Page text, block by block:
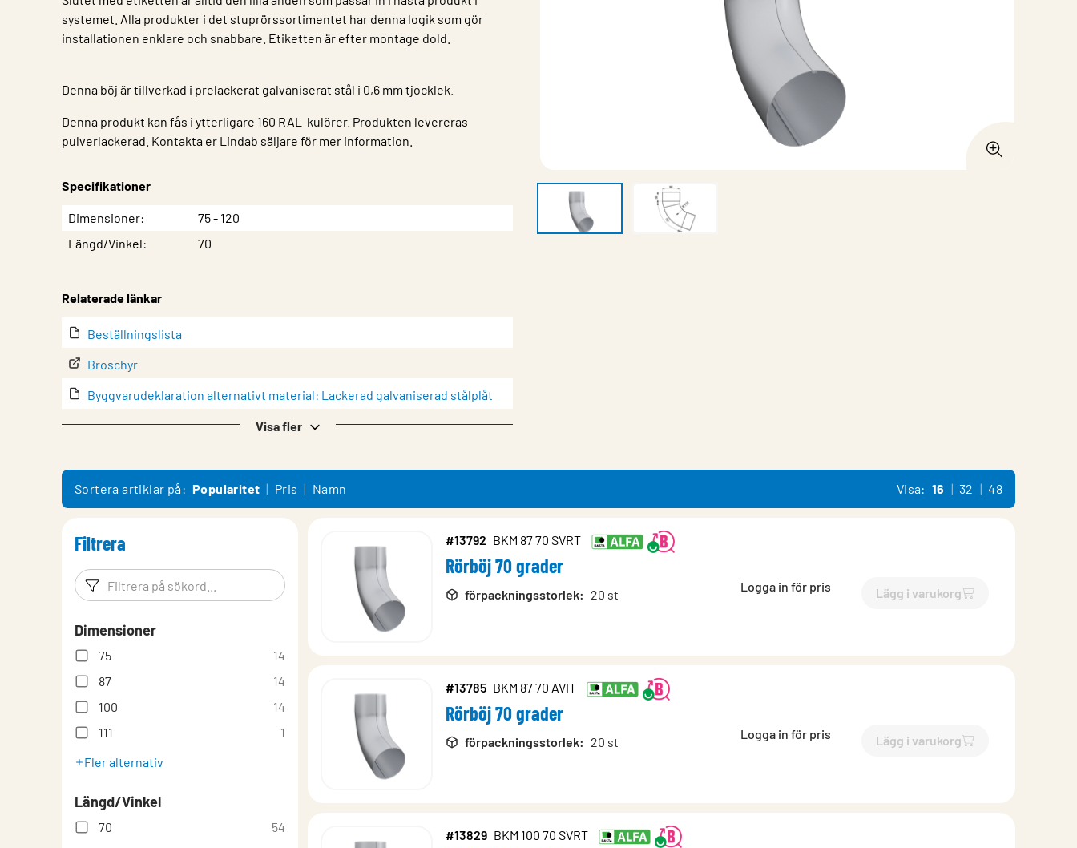
systemet. Alla produkter i det stuprörssortimentet har denna logik som gör
installationen enklare och snabbare. Etiketten är efter montage dold.
Denna böj är tillverkad i prelackerat galvaniserat stål i 0,6 mm tjocklek.
Denna produkt kan fås i ytterligare 160 RAL-kulörer. Produkten levereras
pulverlackerad. Kontakta er Lindab säljare för mer information.
Specifikationer
EgenskapVärde
Dimensioner
75 - 120
Längd/Vinkel
70
Relaterade länkar
Beställningslista
Broschyr
Byggvarudeklaration alternativt material: Lackerad galvaniserad stålplåt
Byggvarudeklaration alternativt material: Zinkmagnesiumbelagd stålplåt
Drift & underhåll
EPD values for Colour coated steel (file type: .xlsx)
EPD values for Magistic coated steel (file type: .xlsx)
Garanti
Monteringsanvisning System
Teknisk information
Typgodkännande
Visa fler
Sortera artiklar på: Popularitet Pris Namn Visa: 16 32 48
Filtrera
Filtreringsord Filtrera produkter
Dimensioner
75
14
87
14
100
14
111
1
Fler alternativ
Längd/Vinkel
70 54
#13792 BKM 87 70 SVRT
Rörböj 70 grader
förpackningsstorlek: 20 st
Logga in för pris Lägg i varukorg
`$Lägg till
#13785 BKM 87 70 AVIT
Rörböj 70 grader
förpackningsstorlek: 20 st
Logga in för pris Lägg i varukorg
`$Lägg till
#13829 BKM 100 70 SVRT